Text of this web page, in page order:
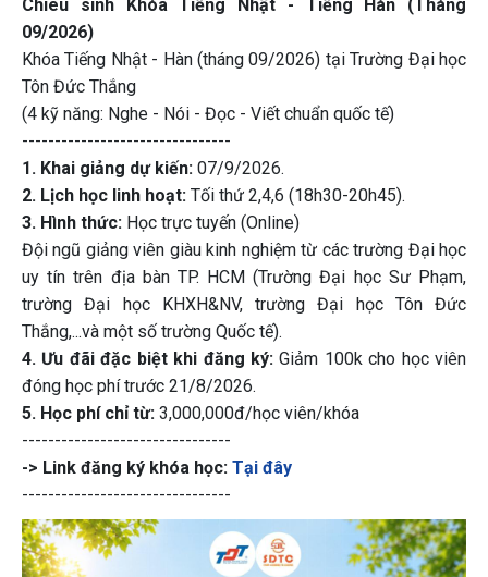
Chiêu sinh Khóa Tiếng Nhật - Tiếng Hàn (Tháng
09/2026)
Khóa Tiếng Nhật - Hàn (tháng 09/2026) tại Trường Đại học
Tôn Đức Thắng
(4 kỹ năng: Nghe - Nói - Đọc - Viết chuẩn quốc tế)
--------------------------------
1. Khai giảng dự kiến: 07/9/2026.
2. Lịch học linh hoạt: Tối thứ 2,4,6 (18h30-20h45).
3. Hình thức: Học trực tuyến (Online)
Đội ngũ giảng viên giàu kinh nghiệm từ các trường Đại học
uy tín trên địa bàn TP. HCM (Trường Đại học Sư Phạm,
trường Đại học KHXH&NV, trường Đại học Tôn Đức
Thắng,...và một số trường Quốc tế).
4. Ưu đãi đặc biệt khi đăng ký:Giảm 100k cho học viên
đóng học phí trước 21/8/2026.
5. Học phí chỉ từ: 3,000,000đ/học viên/khóa
--------------------------------
-> Link đăng ký khóa học: Tại đây
--------------------------------